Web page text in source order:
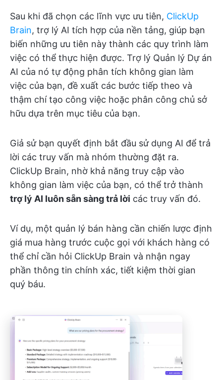
Sau khi đã chọn các lĩnh vực ưu tiên, ClickUp
Brain, trợ lý AI tích hợp của nền tảng, giúp bạn
biến những ưu tiên này thành các quy trình làm
việc có thể thực hiện được. Trợ lý Quản lý Dự án
AI của nó tự động phân tích không gian làm
việc của bạn, đề xuất các bước tiếp theo và
thậm chí tạo công việc hoặc phân công chủ sở
hữu dựa trên mục tiêu của bạn.
Giả sử bạn quyết định bắt đầu sử dụng AI để trả
lời các truy vấn mà nhóm thường đặt ra.
ClickUp Brain, nhờ khả năng truy cập vào
không gian làm việc của bạn, có thể trở thành
trợ lý AI luôn sẵn sàng trả lời các truy vấn đó.
Ví dụ, một quản lý bán hàng cần chiến lược định
giá mua hàng trước cuộc gọi với khách hàng có
thể chỉ cần hỏi ClickUp Brain và nhận ngay
phần thông tin chính xác, tiết kiệm thời gian
quý báu.